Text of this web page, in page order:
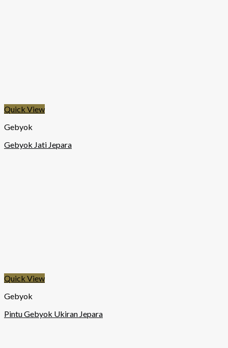
Quick View
Gebyok
Gebyok Jati Jepara
Quick View
Gebyok
Pintu Gebyok Ukiran Jepara